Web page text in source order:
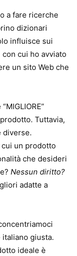
a fare ricerche
dizionari
influisce sui
cui ho avviato
un sito Web che
Tuttavia,
diverse.
un prodotto
che desideri
Nessun diritto?
adatte a
italiano giusta.
ideale è